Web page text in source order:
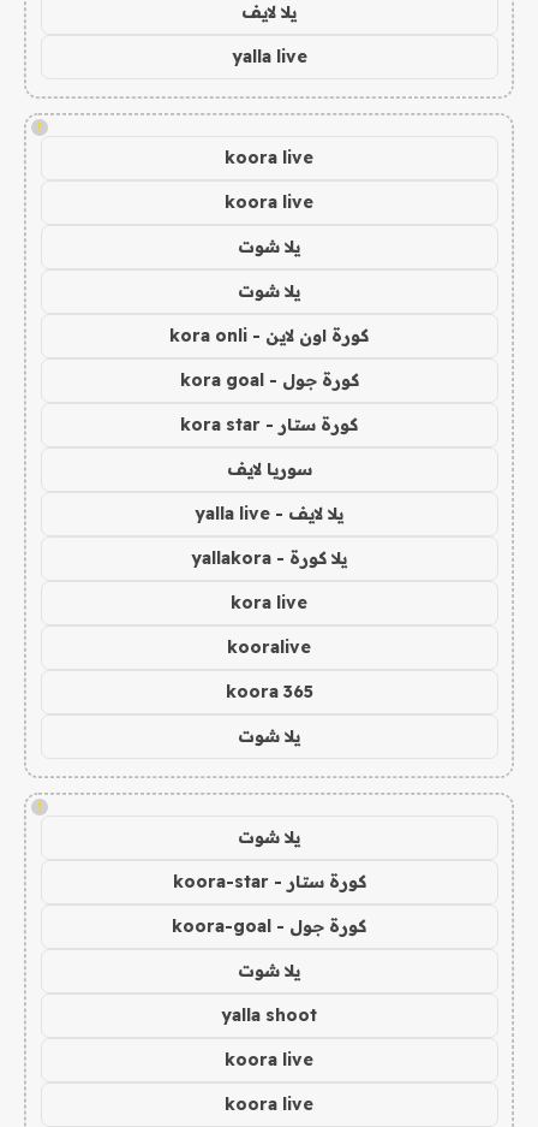
يلا لايف
yalla live
!
koora live
koora live
يلا شوت
يلا شوت
كورة اون لاين - kora onli
كورة جول - kora goal
كورة ستار - kora star
سوريا لايف
يلا لايف - yalla live
يلا كورة - yallakora
kora live
kooralive
koora 365
يلا شوت
!
يلا شوت
كورة ستار - koora-star
كورة جول - koora-goal
يلا شوت
yalla shoot
koora live
koora live